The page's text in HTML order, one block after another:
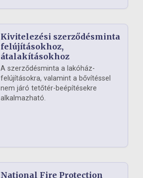
Kivitelezési szerződésminta
felújításokhoz,
átalakításokhoz
A szerződésminta a lakóház-
felújításokra, valamint a bővítéssel
nem járó tetőtér-beépítésekre
alkalmazható.
National Fire Protection